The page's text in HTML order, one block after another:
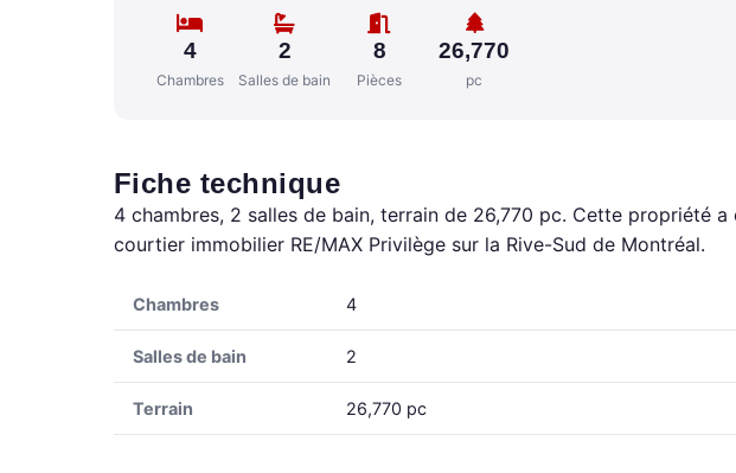
4
Chambres
2
Salles de bain
8
Pièces
26,770
pc
Fiche technique
4 chambres, 2 salles de bain, terrain de 26,770 pc. Cette propriété
courtier immobilier RE/MAX Privilège sur la Rive-Sud de Montréal.
Chambres 4
Salles de bain 2
Terrain 26,770 pc